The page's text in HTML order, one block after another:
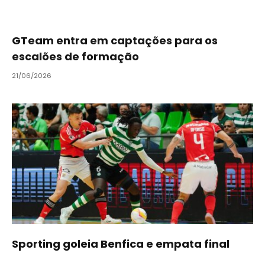
GTeam entra em captações para os
escalões de formação
21/06/2026
Sporting goleia Benfica e empata final